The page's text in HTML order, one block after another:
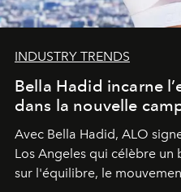
INDUSTRY TRENDS
Bella Hadid incarne
dans la nouvelle
Avec Bella Hadid, ALO
Los Angeles qui célèbre
sur l'équilibre, le